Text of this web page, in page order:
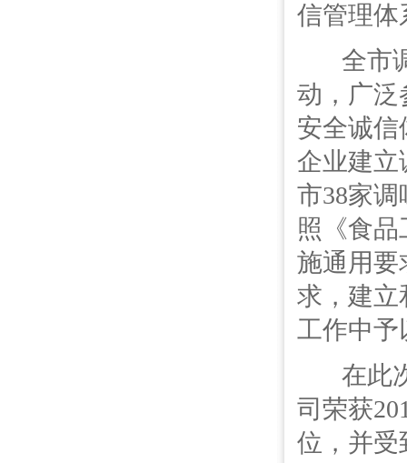
信管理体
全市调
动，广泛
安全诚信
企业建立
市38家
照《食
施通用要
求，建立
工作中予
在此次
司荣获
位，并受